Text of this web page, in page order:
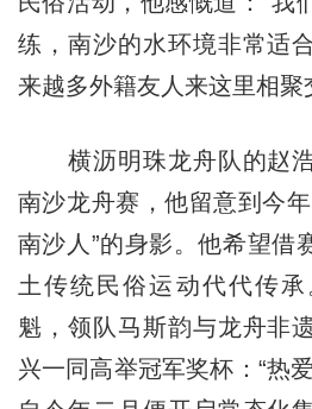
练，南沙的水环境非常适
来越多外籍友人来这里相聚
横沥明珠龙舟队的赵浩
南沙龙舟赛，他留意到今
南沙人”的身影。他希望借
土传统民俗运动代代传
魁，领队马斯韵与龙舟非
兴一同高举冠军奖杯：“热